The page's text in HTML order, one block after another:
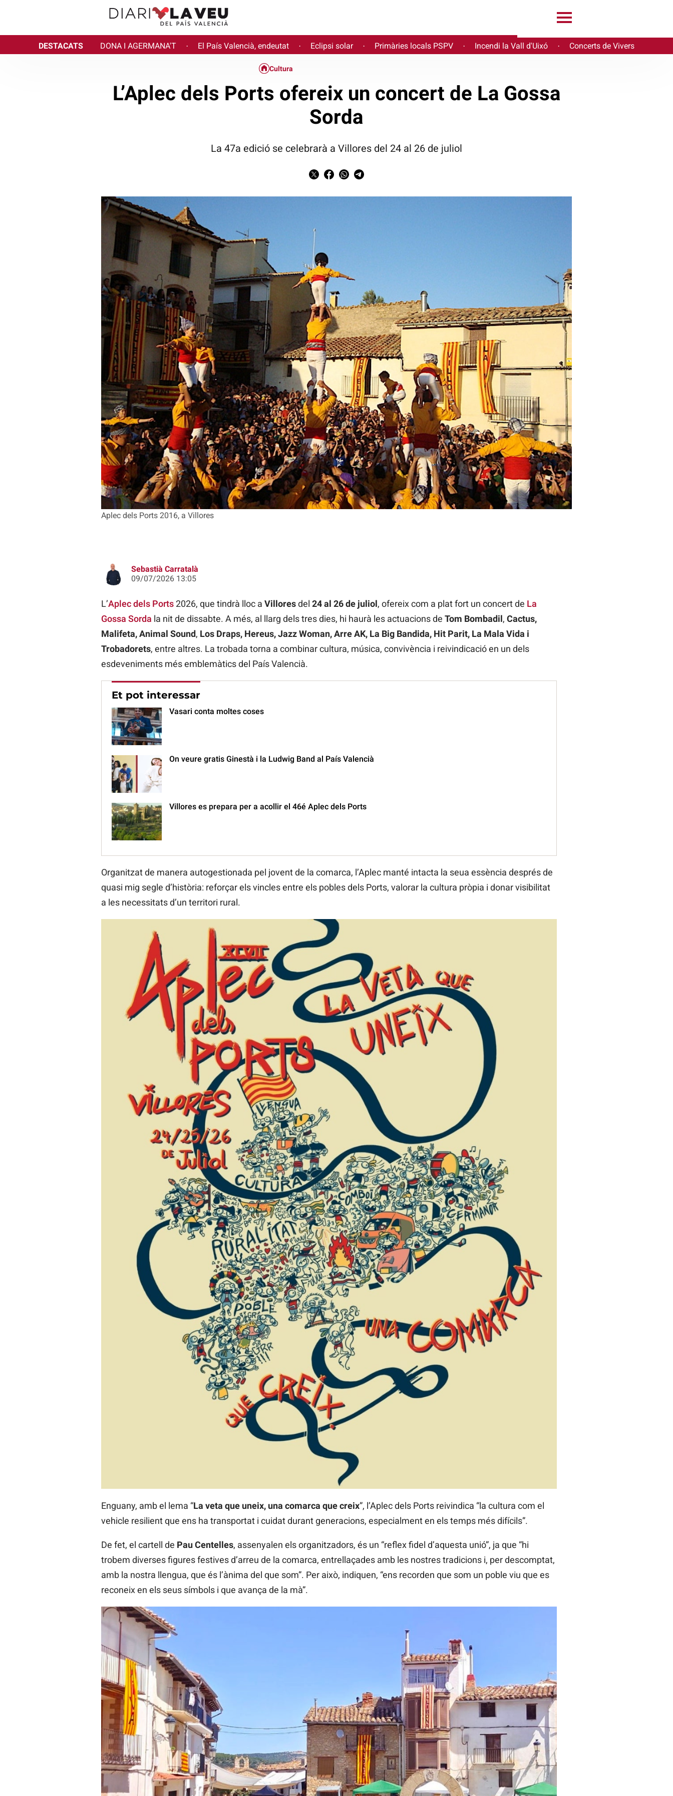
DESTACATS DONA I AGERMANA'T · El País Valencià, endeutat · Eclipsi solar · Primàries locals PSPV · Incendi la Vall d'Uixó · Concerts de Vivers
Aplec dels Ports 2016, a Villores
Cultura
L’Aplec dels Ports ofereix un concert de La Gossa
Sorda
La 47a edició se celebrarà a Villores del 24 al 26 de juliol
Sebastià Carratalà
09/07/2026 13:05
L’Aplec dels Ports 2026, que tindrà lloc a Villoresdel 24 al 26 de juliol, ofereix com a plat fort un concert de La
Gossa Sorda la nit de dissabte. A més, al llarg dels tres dies, hi haurà les actuacions de Tom Bombadil, Cactus,
Malifeta,Animal Sound, Los Draps, Hereus, Jazz Woman, Arre AK, La Big Bandida, Hit Parit, La Mala Vida i
Trobadorets, entre altres. La trobada torna a combinar cultura, música, convivència i reivindicació en un dels
esdeveniments més emblemàtics del País Valencià.
Et pot interessar
Vasari conta moltes coses
On veure gratis Ginestà i la Ludwig Band al País Valencià
Villores es prepara per a acollir el 46é Aplec dels Ports
Organitzat de manera autogestionada pel jovent de la comarca, l’Aplec manté intacta la seua essència després de
quasi mig segle d’història: reforçar els vincles entre els pobles dels Ports, valorar la cultura pròpia i donar visibilitat
a les necessitats d’un territori rural.
Enguany, amb el lema “La veta que uneix, una comarca que creix”, l’Aplec dels Ports reivindica “la cultura com el
vehicle resilient que ens ha transportat i cuidat durant generacions, especialment en els temps més difícils”.
De fet, el cartell de Pau Centelles, assenyalen els organitzadors, és un “reflex fidel d’aquesta unió”, ja que “hi
trobem diverses figures festives d’arreu de la comarca, entrellaçades amb les nostres tradicions i, per descomptat,
amb la nostra llengua, que és l’ànima del que som”. Per això, indiquen, “ens recorden que som un poble viu que es
reconeix en els seus símbols i que avança de la mà”.